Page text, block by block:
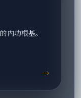
内功根基。
→